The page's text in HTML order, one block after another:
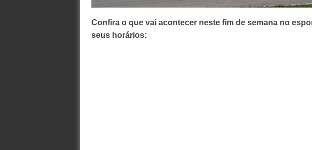
Confira o que vai acontecer neste fim de semana no
seus horários: